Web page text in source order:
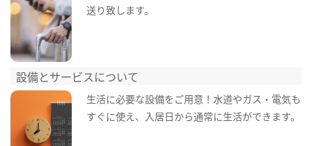
送り致します。
設備とサービスについて
生活に必要な設備をご用意！水道やガス・電気も
すぐに使え、入居日から通常に生活ができます。